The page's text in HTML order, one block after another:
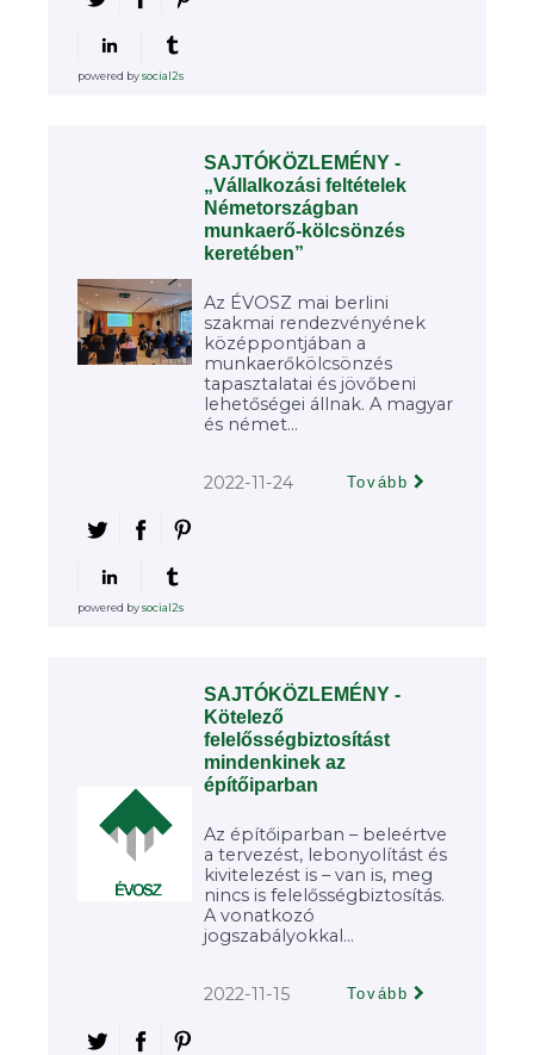
powered bysocial2s
SAJTÓKÖZLEMÉNY -
„Vállalkozási feltételek
Németországban
munkaerő-kölcsönzés
keretében”
Az ÉVOSZ mai berlini
szakmai rendezvényének
középpontjában a
munkaerőkölcsönzés
tapasztalatai és jövőbeni
lehetőségei állnak. A magyar
és német...
2022-11-24 Tovább
powered bysocial2s
SAJTÓKÖZLEMÉNY -
Kötelező
felelősségbiztosítást
mindenkinek az
építőiparban
Az építőiparban – beleértve
a tervezést, lebonyolítást és
kivitelezést is – van is, meg
nincs is felelősségbiztosítás.
A vonatkozó
jogszabályokkal...
2022-11-15 Tovább